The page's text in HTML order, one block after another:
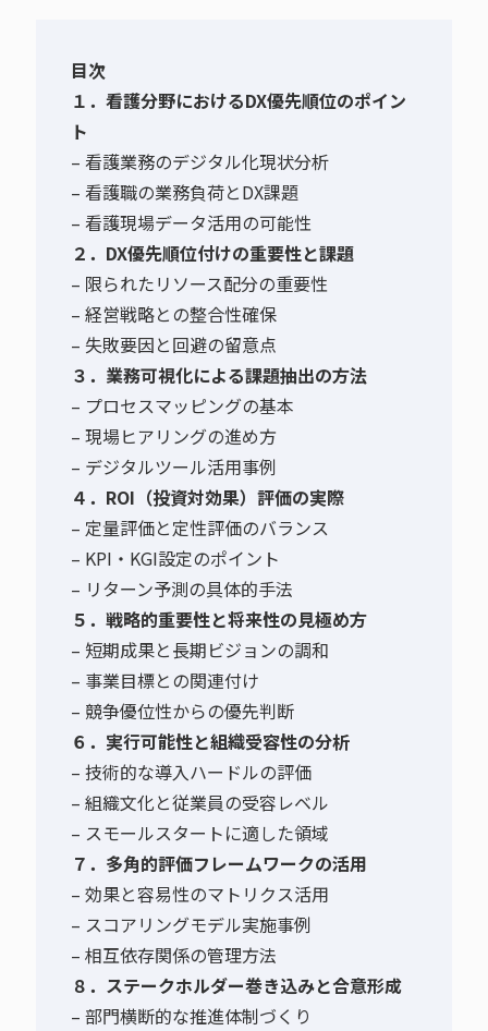
目次
１．看護分野におけるDX優先順位のポイン
ト
– 看護業務のデジタル化現状分析
– 看護職の業務負荷とDX課題
– 看護現場データ活用の可能性
２．DX優先順位付けの重要性と課題
– 限られたリソース配分の重要性
– 経営戦略との整合性確保
– 失敗要因と回避の留意点
３．業務可視化による課題抽出の方法
– プロセスマッピングの基本
– 現場ヒアリングの進め方
– デジタルツール活用事例
４．ROI（投資対効果）評価の実際
– 定量評価と定性評価のバランス
– KPI・KGI設定のポイント
– リターン予測の具体的手法
５．戦略的重要性と将来性の見極め方
– 短期成果と長期ビジョンの調和
– 事業目標との関連付け
– 競争優位性からの優先判断
６．実行可能性と組織受容性の分析
– 技術的な導入ハードルの評価
– 組織文化と従業員の受容レベル
– スモールスタートに適した領域
７．多角的評価フレームワークの活用
– 効果と容易性のマトリクス活用
– スコアリングモデル実施事例
– 相互依存関係の管理方法
８．ステークホルダー巻き込みと合意形成
– 部門横断的な推進体制づくり